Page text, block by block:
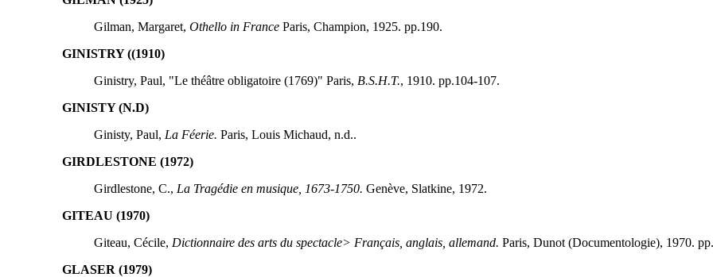
Gilman, Margaret, Othello in FranceParis, Champion, 1925. pp.190.
GINISTRY ((1910)
Ginistry, Paul, "Le théâtre obligatoire (1769)" Paris, B.S.H.T., 1910. pp.104-107.
GINISTY (N.D)
Ginisty, Paul, La Féerie. Paris, Louis Michaud, n.d..
GIRDLESTONE (1972)
Girdlestone, C., La Tragédie en musique, 1673-1750. Genève, Slatkine, 1972.
GITEAU (1970)
Giteau, Cécile, Dictionnaire des arts du spectacle> Français, anglais, allemand. Paris, Dunot (Documentologie), 1970.
GLASER (1979)